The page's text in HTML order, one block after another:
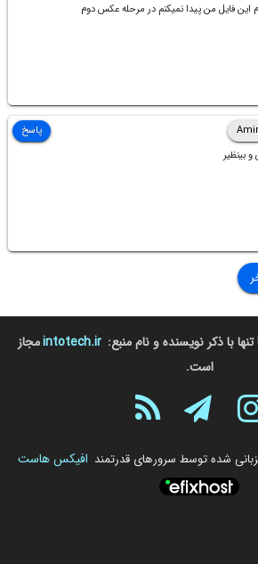
این فایل من پیدا نمیکنم در مرحله عکس دوم
Amir
و بینظیر
پاسخ
با ذکر نویسنده و نام منبع: intotech.irمجاز
است.
شده توسط سرورهای قدرتمند افیکس هاست